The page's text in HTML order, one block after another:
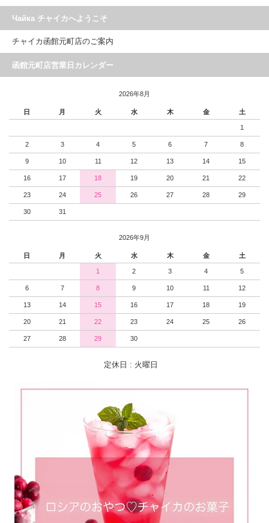
Чайка チャイカへようこそ
チャイカ函館元町店のご案内
函館元町店営業日カレンダー
2026年8月
日 月 火 水 木 金 土
1
2 3 4 5 6 7 8
9 10 11 12 13 14 15
16 17 18 19 20 21 22
23 24 25 26 27 28 29
30 31
2026年9月
日 月 火 水 木 金 土
1 2 3 4 5
6 7 8 9 10 11 12
13 14 15 16 17 18 19
20 21 22 23 24 25 26
27 28 29 30
定休日 : 火曜日